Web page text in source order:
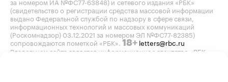
(свидетельство о регистрации средства массовой информации
выдано Федеральной службой по надзору в сфере связи,
информационных технологий и массовых коммуникаций
(Роскомнадзор) 03.12.2021 за номером ЭЛ №ФС77-82385)
сопровождаются пометкой «РБК». 18+ letters@rbc.ru
Владельцем сайта является информационное агентство «РБК».